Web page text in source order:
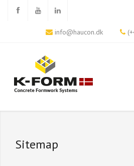
info@haucon.dk
Sitemap